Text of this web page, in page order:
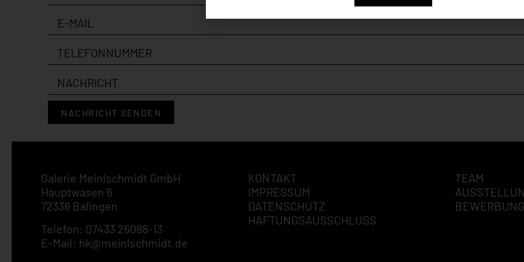
NACHRICHT SENDEN
Galerie Meinlschmidt GmbH
Hauptwasen 6
72336 Balingen
Telefon: 07433 26088-13
E-Mail: hk@meinlschmidt.de
KONTAKT
IMPRESSUM
DATENSCHUTZ
HAFTUNGSAUSSCHLUSS
TEAM